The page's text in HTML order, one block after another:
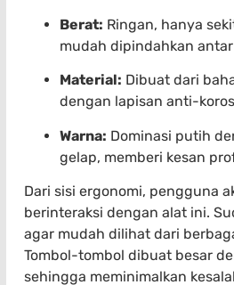
Berat: Ringan, hanya
mudah dipindahkan antar
Material: Dibuat dari
dengan lapisan anti-
Warna: Dominasi putih
gelap, memberi kesan
Dari sisi ergonomi, pengguna
berinteraksi dengan alat ini.
agar mudah dilihat dari
Tombol-tombol dibuat besar
sehingga meminimalkan